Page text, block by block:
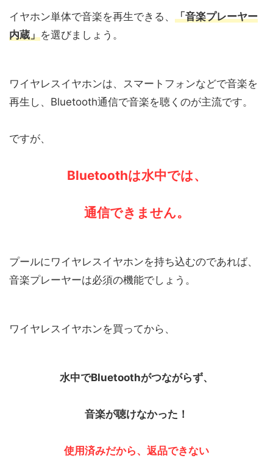
イヤホン単体で音楽を再生できる、 「音楽プレーヤー
内蔵」を選びましょう。
ワイヤレスイヤホンは、スマートフォンなどで音楽を
再生し、Bluetooth通信で音楽を聴くのが主流です。
ですが、
Bluetoothは水中では、
通信できません。
プールにワイヤレスイヤホンを持ち込むのであれば、
音楽プレーヤーは必須の機能でしょう。
ワイヤレスイヤホンを買ってから、
水中でBluetoothがつながらず、
音楽が聴けなかった！
使用済みだから、返品できない